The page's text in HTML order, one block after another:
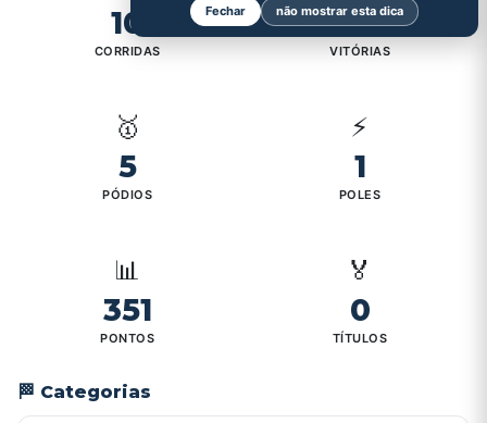
10
CORRIDAS
0
VITÓRIAS
🥇
5
PÓDIOS
⚡
1
POLES
📊
351
PONTOS
🏅
0
TÍTULOS
🏁 Categorias
Fechar não mostrar esta dica